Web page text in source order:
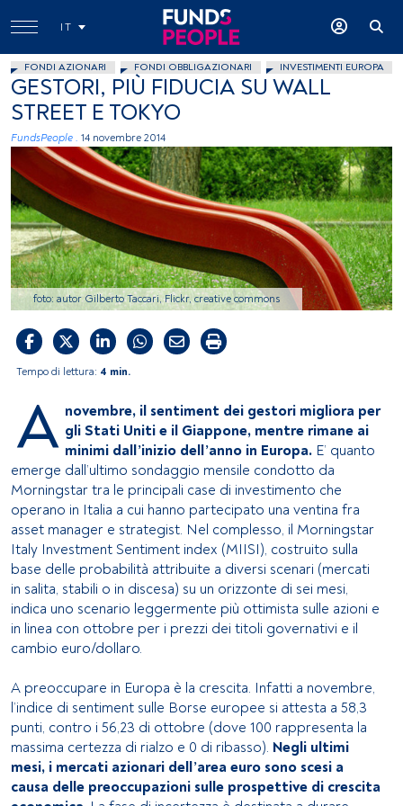
IT
FONDI AZIONARI FONDI OBBLIGAZIONARI INVESTIMENTI EUROPA
GESTORI, PIÙ FIDUCIA SU WALL
STREET E TOKYO
FundsPeople . 14 novembre 2014
foto: autor Gilberto Taccari, Flickr, creative commons
Tempo di lettura: 4 min.
A novembre, il sentiment dei gestori migliora per
gli Stati Uniti e il Giappone, mentre rimane ai
minimi dall’inizio dell’anno in Europa. E’ quanto
emerge dall’ultimo sondaggio mensile condotto da
Morningstar tra le principali case di investimento che
operano in Italia a cui hanno partecipato una ventina fra
asset manager e strategist. Nel complesso, il Morningstar
Italy Investment Sentiment index (MIISI), costruito sulla
base delle probabilità attribuite a diversi scenari (mercati
in salita, stabili o in discesa) su un orizzonte di sei mesi,
indica uno scenario leggermente più ottimista sulle azioni e
in linea con ottobre per i prezzi dei titoli governativi e il
cambio euro/dollaro.
A preoccupare in Europa è la crescita. Infatti a novembre,
l’indice di sentiment sulle Borse europee si attesta a 58,3
punti, contro i 56,23 di ottobre (dove 100 rappresenta la
massima certezza di rialzo e 0 di ribasso). Negli ultimi
mesi, i mercati azionari dell’area euro sono scesi a
causa delle preoccupazioni sulle prospettive di crescita